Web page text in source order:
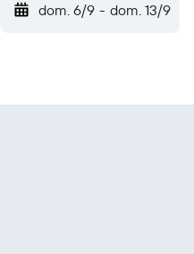
dom. 6/9 - dom. 13/9